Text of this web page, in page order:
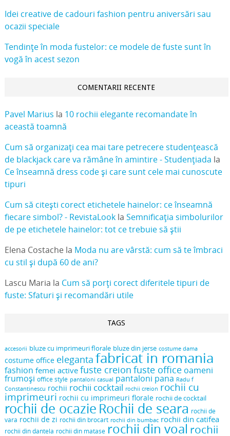
Idei creative de cadouri fashion pentru aniversări sau
ocazii speciale
Tendințe în moda fustelor: ce modele de fuste sunt în
vogă în acest sezon
COMENTARII RECENTE
Pavel Marius la 10 rochii elegante recomandate în
această toamnă
Cum să organizați cea mai tare petrecere studențească
de blackjack care va rămâne în amintire - Studențiada la
Ce înseamnă dress code și care sunt cele mai cunoscute
tipuri
Cum să citești corect etichetele hainelor: ce înseamnă
fiecare simbol? - RevistaLookla Semnificația simbolurilor
de pe etichetele hainelor: tot ce trebuie să știi
Elena Costachela Moda nu are vârstă: cum să te îmbraci
cu stil și după 60 de ani?
Lascu Maria la Cum să porți corect diferitele tipuri de
fuste: Sfaturi și recomandări utile
TAGS
accesorii bluze cu imprimeuri florale bluze din jerse costume dama
costume office eleganta fabricat in romania
fashion femei active fuste creion fuste office oameni
frumoși office style pantaloni casual pantaloni pana Radu f
Constantinescu rochii rochii cocktail rochii creion rochii cu
imprimeuri rochii cu imprimeuri florale rochii de cocktail
rochii de ocazie Rochii de seara rochii de
vara rochii de zi rochii din brocart rochii din bumbac rochii din catifea
rochii din dantela rochii din matase rochii din voal rochii